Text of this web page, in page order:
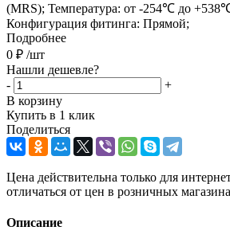
(MRS); Температура: от -254℃ до
Конфигурация фитинга: Прямой;
Подробнее
0 ₽ /шт
Нашли дешевле?
-
+
В корзину
Купить в 1 клик
Поделиться
Цена действительна только для
отличаться от цен в розничных
Описание